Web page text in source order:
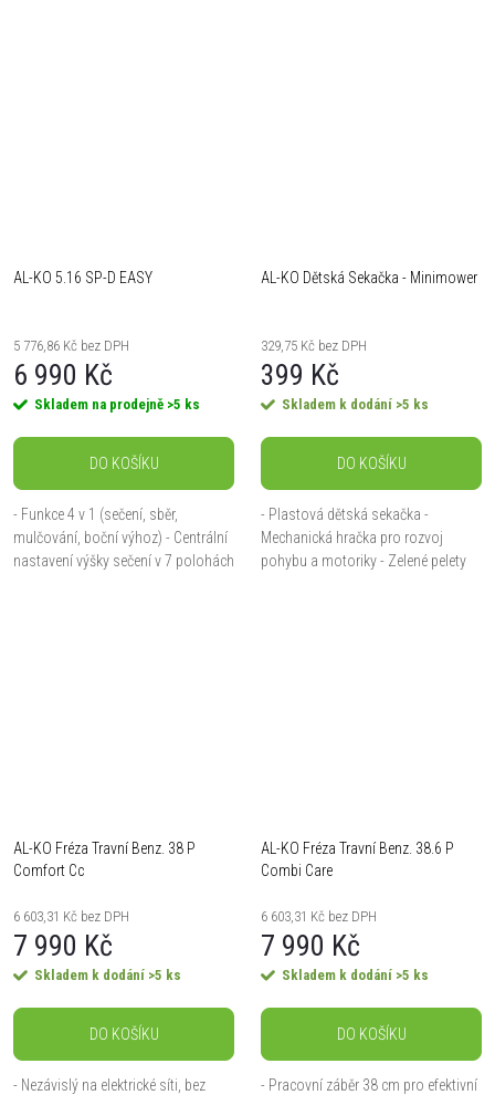
AL-KO 5.16 SP-D EASY
5 776,86 Kč bez DPH
6 990 Kč
Skladem na prodejně >5 ks
DO KOŠÍKU
- Funkce 4 v 1 (sečení, sběr,
mulčování, boční výhoz) - Centrální
nastavení výšky sečení v 7 polohách
AL-KO Dětská Sekačka - Minimower
329,75 Kč bez DPH
399 Kč
Skladem k dodání >5 ks
DO KOŠÍKU
- Plastová dětská sekačka -
Mechanická hračka pro rozvoj
pohybu a motoriky - Zelené pelety
AL-KO Fréza Travní Benz. 38 P
Comfort Cc
6 603,31 Kč bez DPH
7 990 Kč
Skladem k dodání >5 ks
DO KOŠÍKU
- Nezávislý na elektrické síti, bez
AL-KO Fréza Travní Benz. 38.6 P
Combi Care
6 603,31 Kč bez DPH
7 990 Kč
Skladem k dodání >5 ks
DO KOŠÍKU
- Pracovní záběr 38 cm pro efektivní